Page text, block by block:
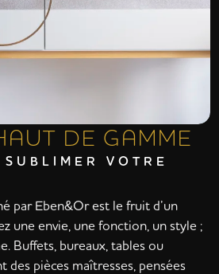
DE GAMME
VOTRE
par Eben&Or est le fruit d’un
une envie, une fonction, un style ;
Buffets, bureaux, tables ou
des pièces maîtresses, pensées